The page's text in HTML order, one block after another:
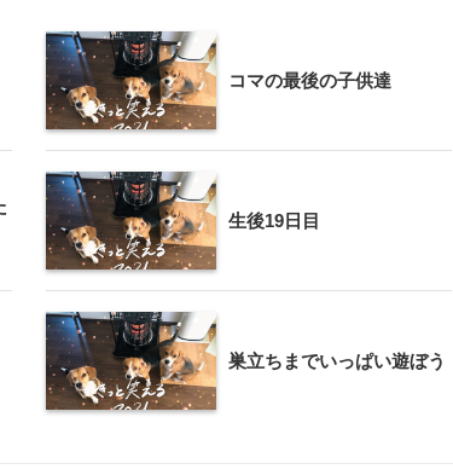
コマの最後の子供達
生後19日目
巣立ちまでいっぱい遊ぼう